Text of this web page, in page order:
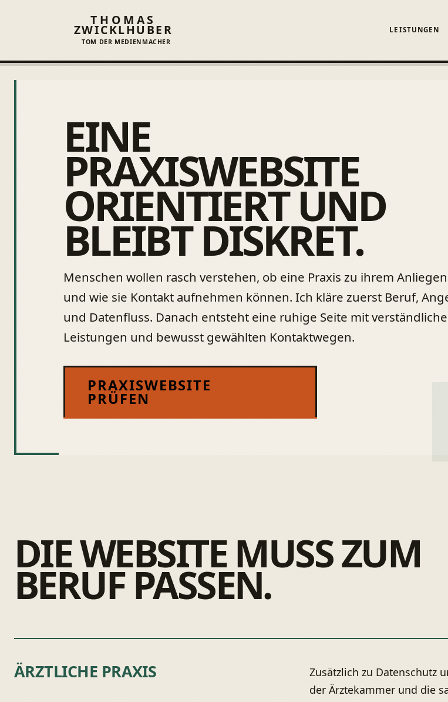
THOMAS
ZWICKLHUBER
TOM DER MEDIENMACHER
LEISTUNGEN
EINE
PRAXISWEBSITE
ORIENTIERT UND
BLEIBT DISKRET.
Menschen wollen rasch verstehen, ob eine Praxis zu ihrem
und wie sie Kontakt aufnehmen können. Ich kläre zuerst Beruf,
und Datenfluss. Danach entsteht eine ruhige Seite mit
Leistungen und bewusst gewählten Kontaktwegen.
PRAXISWEBSITE
PRÜFEN
DIE WEBSITE MUSS ZUM
BERUF PASSEN.
ÄRZTLICHE PRAXIS
Zusätzlich zu Datenschutz
der Ärztekammer und die